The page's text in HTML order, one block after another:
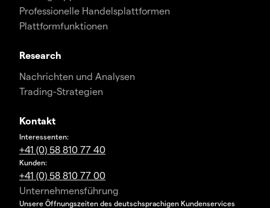
Professionelle Handelsplattformen
Plattformfunktionen
Research
Nachrichten und Analysen
Trading-Strategien
Kontakt
Interessenten:
+41 (0) 58 810 77 40
Kunden:
+41 (0) 58 810 77 00
Unternehmensführung
Unsere Öffnungszeiten des deutschsprachigen Kundenservices